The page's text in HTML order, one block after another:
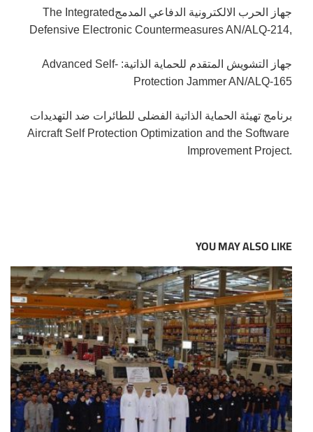
جهاز الحرب الالكترونية الدفاعي المدمجThe Integrated
Defensive Electronic Countermeasures AN/ALQ-214,
جهاز التشويش المتقدم للحماية الذاتية: Advanced Self-
Protection Jammer AN/ALQ-165
برنامج تهيئة الحماية الذاتية الفضلى للطائرات ضد التهديدات
Aircraft Self Protection Optimization and the Software
Improvement Project.
YOU MAY ALSO LIKE